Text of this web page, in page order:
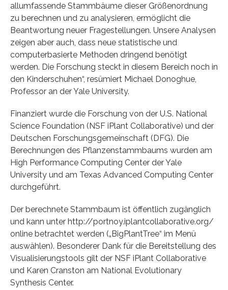
allumfassende Stammbäume dieser Größenordnung
zu berechnen und zu analysieren, ermöglicht die
Beantwortung neuer Fragestellungen. Unsere Analysen
zeigen aber auch, dass neue statistische und
computerbasierte Methoden dringend benötigt
werden. Die Forschung steckt in diesem Bereich noch in
den Kinderschuhen“, resümiert Michael Donoghue,
Professor an der Yale University.
Finanziert wurde die Forschung von der U.S. National
Science Foundation (NSF iPlant Collaborative) und der
Deutschen Forschungsgemeinschaft (DFG). Die
Berechnungen des Pflanzenstammbaums wurden am
High Performance Computing Center der Yale
University und am Texas Advanced Computing Center
durchgeführt.
Der berechnete Stammbaum ist öffentlich zugänglich
und kann unter http://portnoy.iplantcollaborative.org/
online betrachtet werden („BigPlantTree“ im Menü
auswählen). Besonderer Dank für die Bereitstellung des
Visualisierungstools gilt der NSF iPlant Collaborative
und Karen Cranston am National Evolutionary
Synthesis Center.